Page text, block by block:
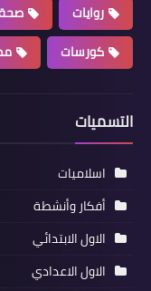
روايات
كورسات
التسميات
اسلاميات
أفكار وأنشطة
الاول الابتدائي
الاول الاعدادي